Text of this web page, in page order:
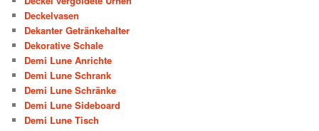
Deckelvasen
Dekanter Getränkehalter
Dekorative Schale
Demi Lune Anrichte
Demi Lune Schrank
Demi Lune Schränke
Demi Lune Sideboard
Demi Lune Tisch